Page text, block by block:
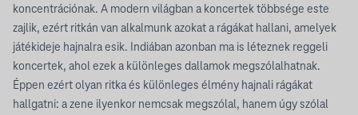
koncentrációnak. A modern világban a koncertek többsége este
zajlik, ezért ritkán van alkalmunk azokat a rágákat hallani, amelyek
játékideje hajnalra esik. Indiában azonban ma is léteznek reggeli
koncertek, ahol ezek a különleges dallamok megszólalhatnak.
Éppen ezért olyan ritka és különleges élmény hajnali rágákat
hallgatni: a zene ilyenkor nemcsak megszólal, hanem úgy szólal